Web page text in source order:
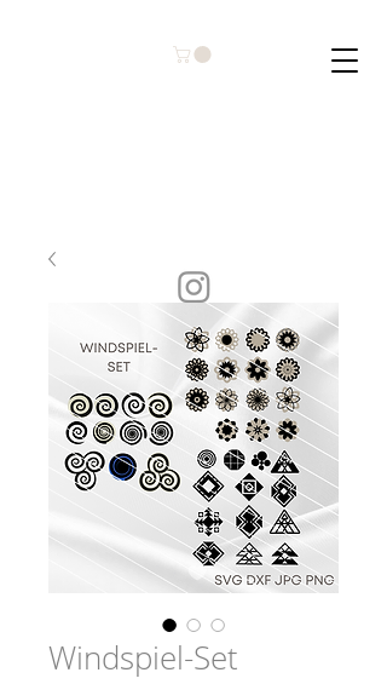
Windspiel-Set